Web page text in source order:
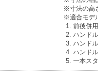
※寸法の高
※適合モデ
前後併
ハンド
ハンド
ハンド
一本ス